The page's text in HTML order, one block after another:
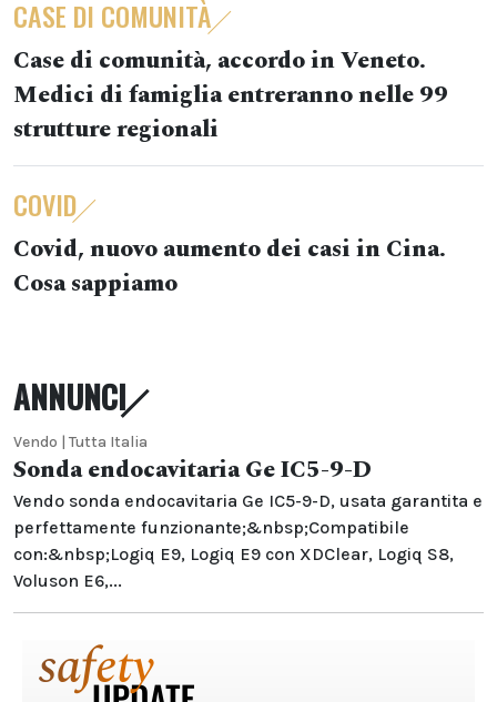
CASE DI COMUNITÀ
Case di comunità, accordo in Veneto.
Medici di famiglia entreranno nelle 99
strutture regionali
COVID
Covid, nuovo aumento dei casi in Cina.
Cosa sappiamo
ANNUNCI
Vendo | Tutta Italia
Sonda endocavitaria Ge IC5-9-D
Vendo sonda endocavitaria Ge IC5-9-D, usata garantita e
perfettamente funzionante;&nbsp;Compatibile
con:&nbsp;Logiq E9, Logiq E9 con XDClear, Logiq S8,
Voluson E6,...